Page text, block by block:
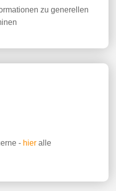
zu generellen
- hier alle